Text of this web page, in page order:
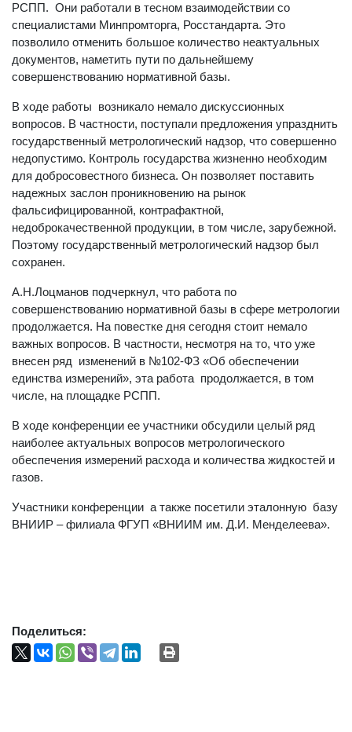
РСПП. Они работали в тесном взаимодействии со
специалистами Минпромторга, Росстандарта. Это
позволило отменить большое количество неактуальных
документов, наметить пути по дальнейшему
совершенствованию нормативной базы.
В ходе работы возникало немало дискуссионных
вопросов. В частности, поступали предложения упразднить
государственный метрологический надзор, что совершенно
недопустимо. Контроль государства жизненно необходим
для добросовестного бизнеса. Он позволяет поставить
надежных заслон проникновению на рынок
фальсифицированной, контрафактной,
недоброкачественной продукции, в том числе, зарубежной.
Поэтому государственный метрологический надзор был
сохранен.
А.Н.Лоцманов подчеркнул, что работа по
совершенствованию нормативной базы в сфере метрологии
продолжается. На повестке дня сегодня стоит немало
важных вопросов. В частности, несмотря на то, что уже
внесен ряд изменений в №102-ФЗ «Об обеспечении
единства измерений», эта работа продолжается, в том
числе, на площадке РСПП.
В ходе конференции ее участники обсудили целый ряд
наиболее актуальных вопросов метрологического
обеспечения измерений расхода и количества жидкостей и
газов.
Участники конференции а также посетили эталонную базу
ВНИИР – филиала ФГУП «ВНИИМ им. Д.И. Менделеева».
Поделиться: